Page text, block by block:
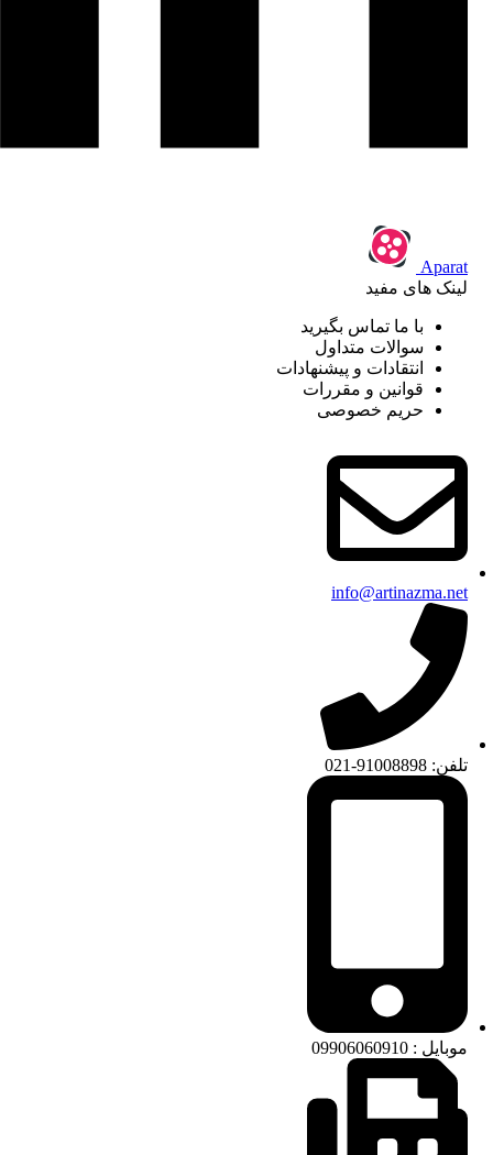
Aparat
لینک های مفید
با ما تماس بگیرید
سوالات متداول
انتقادات و پیشنهادات
قوانین و مقررات
حریم خصوصی
info@artinazma.net
تلفن: 91008898-021
موبایل : 09906060910